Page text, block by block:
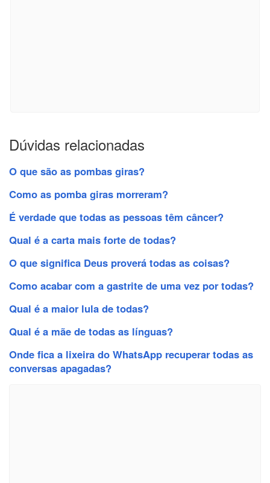
Dúvidas relacionadas
O que são as pombas giras?
Como as pomba giras morreram?
É verdade que todas as pessoas têm câncer?
Qual é a carta mais forte de todas?
O que significa Deus proverá todas as coisas?
Como acabar com a gastrite de uma vez por todas?
Qual é a maior lula de todas?
Qual é a mãe de todas as línguas?
Onde fica a lixeira do WhatsApp recuperar todas as
conversas apagadas?